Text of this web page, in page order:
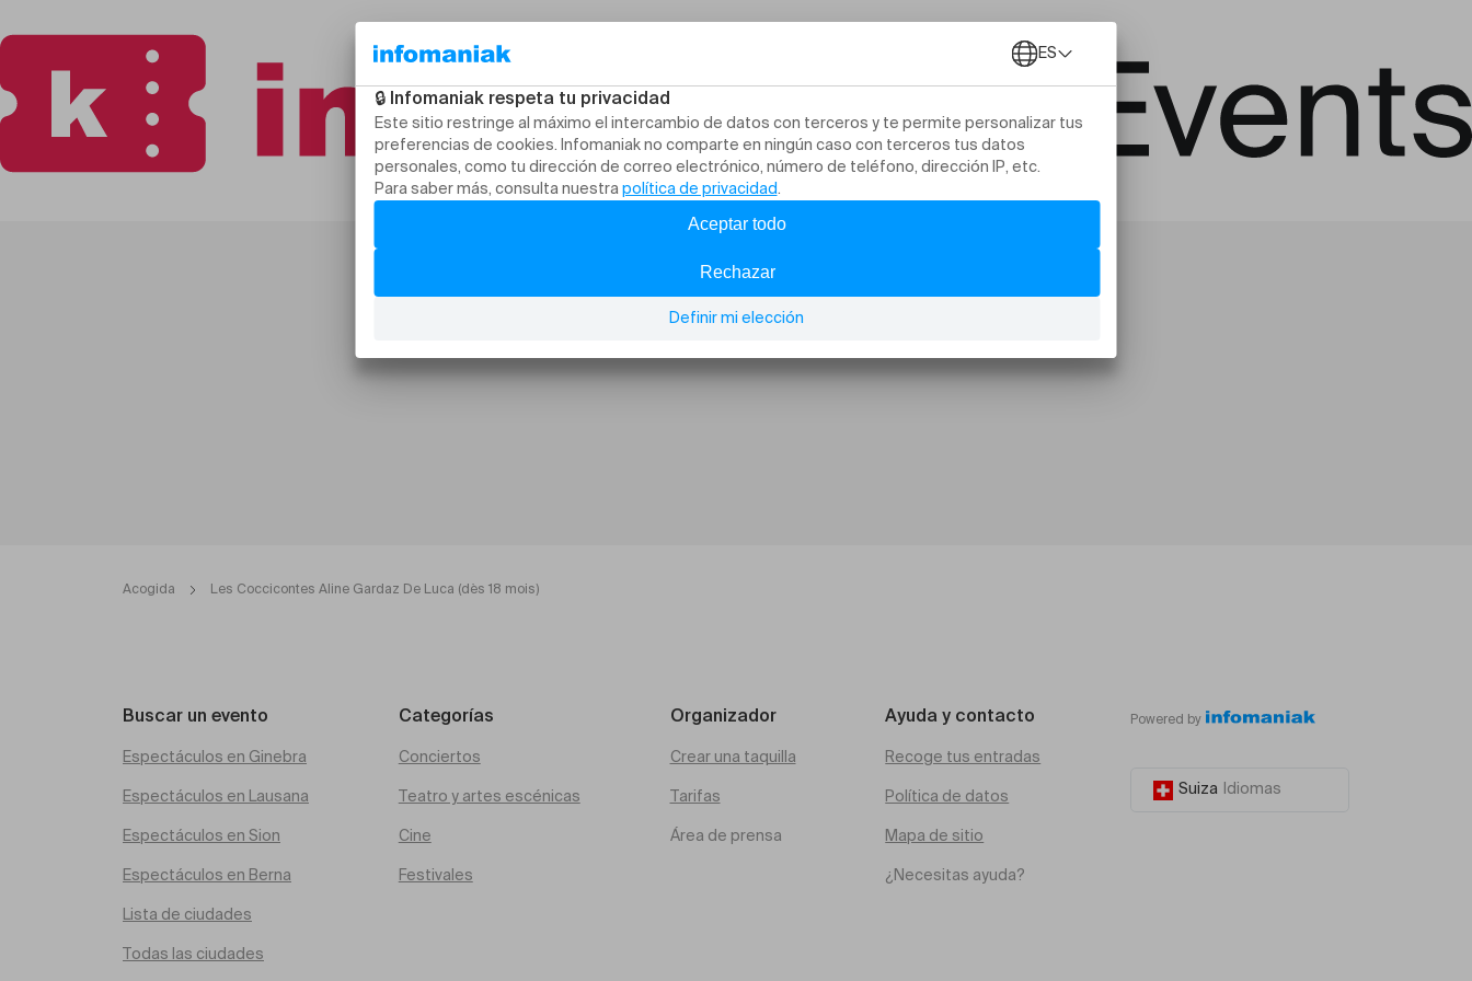
Acogida Les Coccicontes Aline Gardaz De Luca (dès 18 mois)
Buscar un evento
Espectáculos en Ginebra
Espectáculos en Lausana
Espectáculos en Sion
Espectáculos en Berna
Lista de ciudades
Todas las ciudades
Categorías
Conciertos
Teatro y artes escénicas
Cine
Festivales
Organizador
Crear una taquilla
Tarifas
Área de prensa
Ayuda y contacto
Recoge tus entradas
Política de datos
Mapa de sitio
¿Necesitas ayuda?
Powered by
Suiza Idiomas